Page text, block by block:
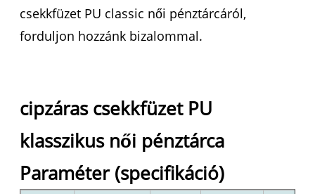
csekkfüzet PU classic női pénztárcáról,
forduljon hozzánk bizalommal.
cipzáras csekkfüzet PU
klasszikus női pénztárca
Paraméter (specifikáció)